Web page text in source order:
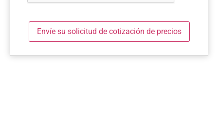
Envíe su solicitud de cotización de precios